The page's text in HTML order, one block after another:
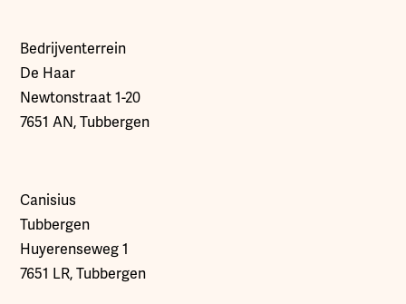
Bedrijventerrein
De Haar
Newtonstraat 1-20
7651 AN, Tubbergen
Canisius
Tubbergen
Huyerenseweg 1
7651 LR, Tubbergen